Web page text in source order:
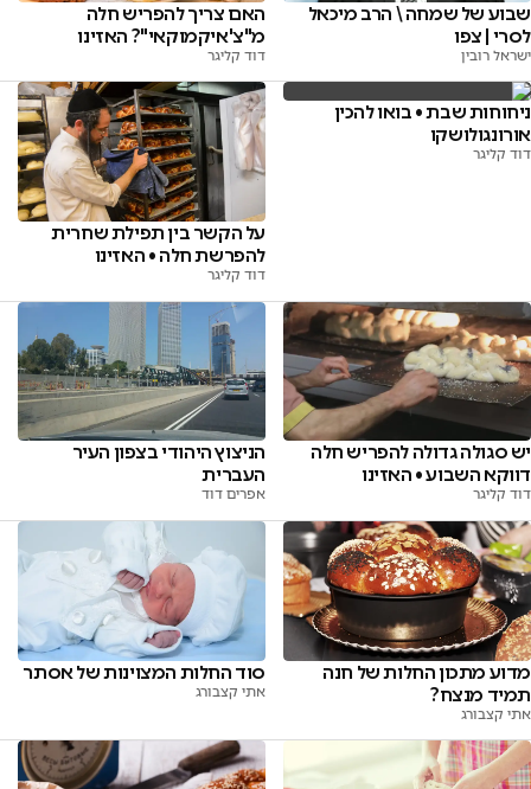
שבוע של שמחה \ הרב מיכאל
לסרי | צפו
ישראל רובין
האם צריך להפריש חלה
מ"צ'איקמוקאי"? האזינו
דוד קליגר
ניחוחות שבת • בואו להכין
אורונגולושקו
דוד קליגר
על הקשר בין תפילת שחרית
להפרשת חלה • האזינו
דוד קליגר
יש סגולה גדולה להפריש חלה
דווקא השבוע • האזינו
דוד קליגר
הניצוץ היהודי בצפון העיר
העברית
אפרים דוד
מדוע מתכון החלות של חנה
תמיד מנצח?
אתי קצבורג
סוד החלות המצוינות של אסתר
אתי קצבורג